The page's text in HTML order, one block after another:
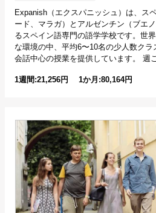
Expanish（エクスパニッシュ）は、ス
ード、マラガ）とアルゼンチン（ブエ
るスペイン語専門の語学学校です。世
な環境の中、平均6〜10名の少人数ク
会話中心の授業を提供しています。 週
1週間:21,256円 1か月:80,164円